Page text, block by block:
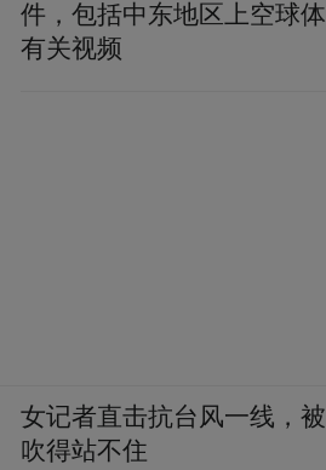
件，包括中东地区上空球体
有关视频
女记者直击抗台风一线，被
吹得站不住